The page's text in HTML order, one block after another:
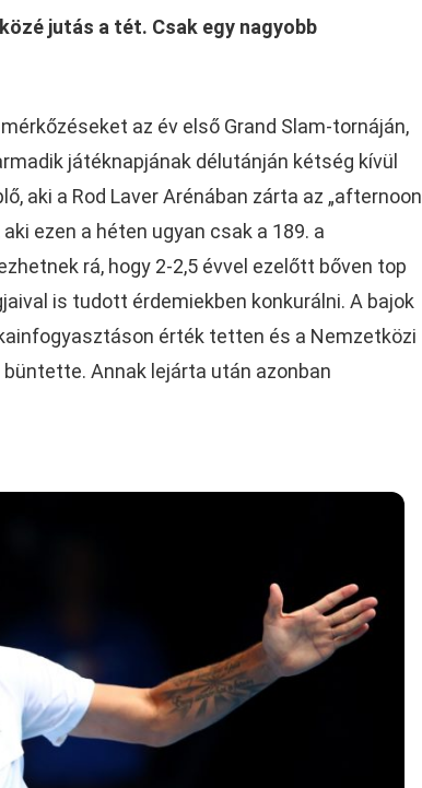
jutás a tét. Csak egy nagyobb
az év első Grand Slam-tornáján,
játéknapjának délutánján kétség kívül
aki a Rod Laver Arénában zárta az „afternoon
ezen a héten ugyan csak a 189. a
rá, hogy 2-2,5 évvel ezelőtt bőven top
is tudott érdemiekben konkurálni. A bajok
érték tetten és a Nemzetközi
Annak lejárta után azonban